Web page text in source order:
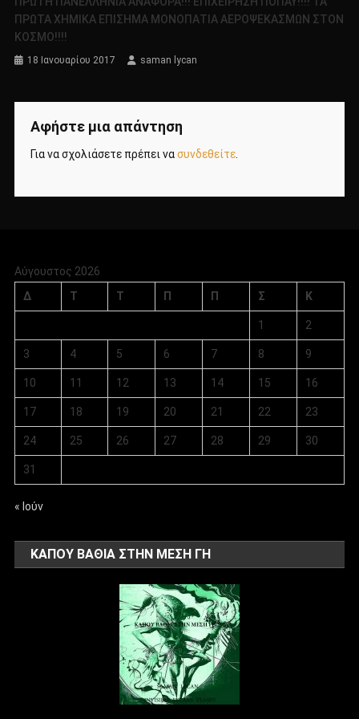
ΠΡΩΤΑ ΧΗΜΙΚΑ ΕΠΙΣΗΜΑ ΜΟΝΟΠΑΤΙΑ ΑΕΡΟΨΕΚΑΣΜΩΝ ΣΤΟΝ
ΚΟΣΜΟ!!!!
18 Ιανουαρίου 2017 saman lycan
Αφήστε μια απάντηση
Για να σχολιάσετε πρέπει νασυνδεθείτε.
Αύγουστος 2026
Δ
Τ Τ Π Π Σ Κ
1 2
3 4 5 6 7 8 9
10 11 12 13 14 15 16
17 18 19 20 21 22 23
24 25 26 27 28 29 30
31
« Ιούν
ΚΑΠΟΥ ΒΑΘΙΑ ΣΤΗΝ ΜΕΣΗ ΓΗ